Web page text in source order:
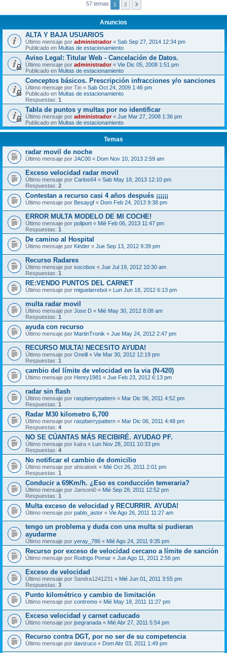
57 temas 1 2
Anuncios
ALTA Y BAJA USUARIOS
Último mensaje por administrador« Sab Sep 27, 2014 12:34 pm
Publicado en Multas de estacionamiento
Aviso Legal: Titular Web - Cancelación de Datos.
Último mensaje por administrador« Vie Dic 05, 2008 1:51 pm
Publicado en Multas de estacionamiento
Conceptos básicos. Prescripción infracciones y/o sanciones
Último mensaje por Tin « Sab Oct 24, 2009 1:46 pm
Publicado en Multas de estacionamiento
Respuestas: 1
Tabla de puntos y multas por no identificar
Último mensaje por administrador« Jue Mar 27, 2008 1:36 pm
Publicado en Multas de estacionamiento
Temas
radar movil de noche
Último mensaje por JAC00 « Dom Nov 10, 2013 2:59 am
Exceso velocidad radar movil
Último mensaje por Carlos64 « Sab May 18, 2013 12:10 pm
Respuestas: 2
Contestan a recurso casi 4 años después ¡¡¡¡¡¡
Último mensaje por Besaygf « Dom Feb 24, 2013 9:38 pm
ERROR MULTA MODELO DE MI COCHE!
Último mensaje por poliport « Mié Feb 06, 2013 11:47 pm
Respuestas: 1
De camino al Hospital
Último mensaje por Kinder « Jue Sep 13, 2012 9:39 pm
Recurso Radares
Último mensaje por socobox « Jue Jul 19, 2012 10:30 am
Respuestas: 1
RE:VENDO PUNTOS DEL CARNET
Último mensaje por miguelarrebol « Lun Jun 18, 2012 6:13 pm
multa radar movil
Último mensaje por Jose D « Mié May 30, 2012 8:08 am
Respuestas: 1
ayuda con recurso
Último mensaje por MartinTronik « Jue May 24, 2012 2:47 pm
RECURSO MULTA! NECESITO AYUDA!
Último mensaje por Oneill « Vie Mar 30, 2012 12:19 pm
Respuestas: 1
cambio del límite de velocidad en la via (N-420)
Último mensaje por Henry1981 « Jue Feb 23, 2012 6:13 pm
radar sin flash
Último mensaje por raspberrypattern « Mar Dic 06, 2011 4:52 pm
Respuestas: 1
Radar M30 kilometro 6,700
Último mensaje por raspberrypattern « Mar Dic 06, 2011 4:48 pm
Respuestas: 4
NO SE CÚANTAS MÁS RECIBIRÉ. AYUDAO PF.
Último mensaje por kaira « Lun Nov 28, 2011 10:33 pm
Respuestas: 4
No notificar el cambio de domicilio
Último mensaje por ahisaloek « Mié Oct 26, 2011 2:01 pm
Respuestas: 1
Conducir a 69Km/h. ¿Eso es conducción temeraria?
Último mensaje por Jansoni0 « Mié Sep 28, 2011 12:52 pm
Respuestas: 1
Multa exceso de velocidad y RECURRIR. AYUDA!
Último mensaje por pablo_astor « Vie Ago 26, 2011 11:27 am
tengo un problema y duda con una multa si pudieran
ayudarme
Último mensaje por yeray_786 « Mié Ago 24, 2011 9:35 pm
Recurso por exceso de velocidad cercano a límite de sanción
Último mensaje por Rodrigo Pomar « Jue Ago 11, 2011 2:56 pm
Exceso de velocidad
Último mensaje por Sandra1241231 « Mié Jun 01, 2011 3:55 pm
Respuestas: 3
Punto kilométrico y cambio de limitación
Último mensaje por contremo « Mié May 18, 2011 11:27 pm
Exceso velocidad y carnet caducado
Último mensaje por jsegranada « Mié Abr 27, 2011 5:54 pm
Recurso contra DGT, por no ser de su competencia
Último mensaje por davizuco « Dom Abr 03, 2011 1:49 pm